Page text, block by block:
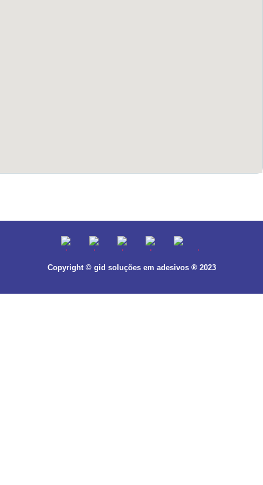
Copyright © gid soluções em adesivos ® 2023